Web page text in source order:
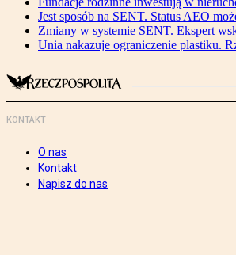
Jest sposób na SENT. Status AEO
Zmiany w systemie SENT. Ekspert
Unia nakazuje ograniczenie plastiku.
KONTAKT
O nas
Kontakt
Napisz do nas